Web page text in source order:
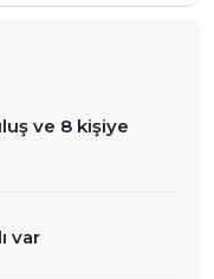
ve 8 kişiye
var